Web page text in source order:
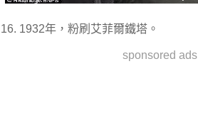
16. 1932年，粉刷艾菲爾鐵塔。
sponsored ads